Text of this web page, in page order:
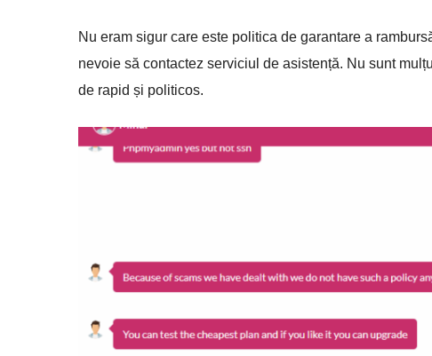
Nu eram sigur care este politica de garantare a
nevoie să contactez serviciul de asistență. Nu sunt
de rapid și politicos.